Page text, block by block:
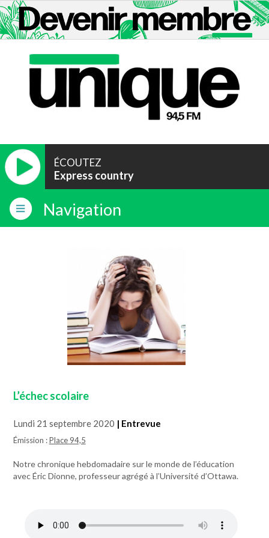
ÉCOUTEZ
Express country
Navigation
L’échec scolaire
Lundi 21 septembre 2020 | Entrevue
Émission :Place 94,5
Notre chronique hebdomadaire sur le monde de l’éducation
avec Éric Dionne, professeur agrégé à l’Université d’Ottawa.